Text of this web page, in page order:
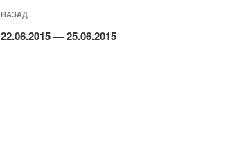
по
Предыдущая
запись:
НАЗАД
22.06.2015 — 25.06.2015